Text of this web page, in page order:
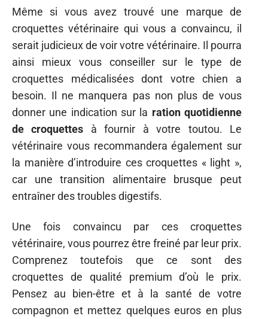
Même si vous avez trouvé une marque de
croquettes vétérinaire qui vous a convaincu, il
serait judicieux de voir votre vétérinaire. Il pourra
ainsi mieux vous conseiller sur le type de
croquettes médicalisées dont votre chien a
besoin. Il ne manquera pas non plus de vous
donner une indication sur la ration quotidienne
de croquettes à fournir à votre toutou. Le
vétérinaire vous recommandera également sur
la manière d’introduire ces croquettes « light »,
car une transition alimentaire brusque peut
entraîner des troubles digestifs.
Une fois convaincu par ces croquettes
vétérinaire, vous pourrez être freiné par leur prix.
Comprenez toutefois que ce sont des
croquettes de qualité premium d’où le prix.
Pensez au bien-être et à la santé de votre
compagnon et mettez quelques euros en plus